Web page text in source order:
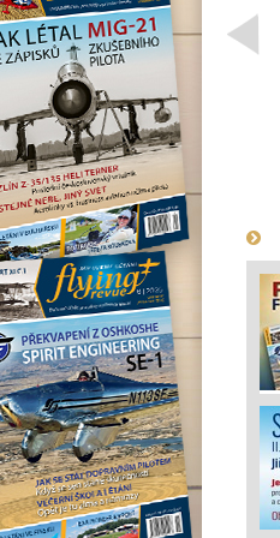
Projekt nadzvukového
letounu X-59 QueSST
směřuje k prvnímu letu